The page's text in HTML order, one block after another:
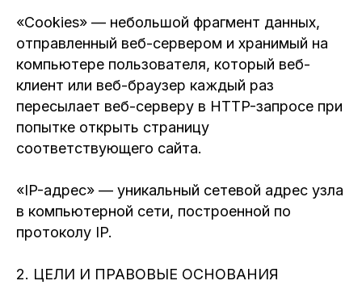
«Cookies» — небольшой фрагмент данных,
отправленный веб-сервером и хранимый на
компьютере пользователя, который веб-
клиент или веб-браузер каждый раз
пересылает веб-серверу в HTTP-запросе при
попытке открыть страницу
соответствующего сайта.
«IP-адрес» — уникальный сетевой адрес узла
в компьютерной сети, построенной по
протоколу IP.
2. ЦЕЛИ И ПРАВОВЫЕ ОСНОВАНИЯ